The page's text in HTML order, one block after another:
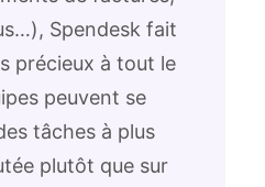
Spendesk fait
précieux à tout le
peuvent se
tâches à plus
plutôt que sur